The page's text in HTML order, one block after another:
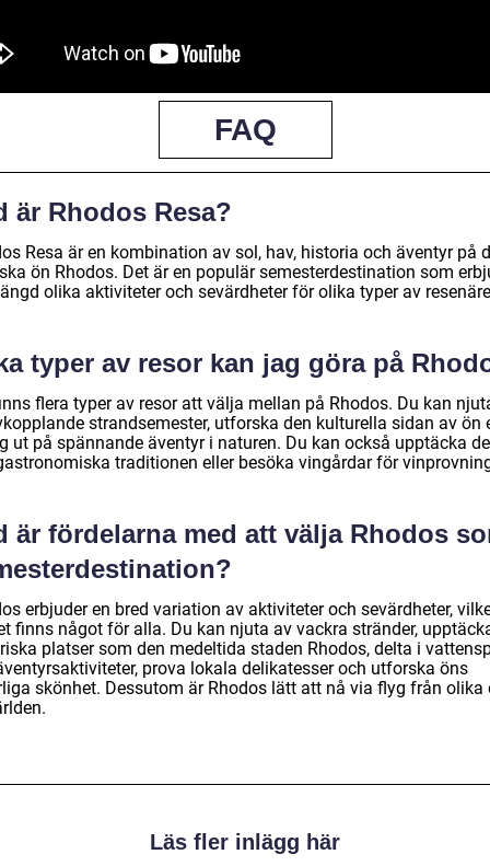
FAQ
är Rhodos Resa?
Resa är en kombination av sol, hav, historia och äventyr på
ön Rhodos. Det är en populär semesterdestination som
olika aktiviteter och sevärdheter för olika typer av
typer av resor kan jag göra på
flera typer av resor att välja mellan på Rhodos. Du kan
strandsemester, utforska den kulturella sidan av ön
ut på spännande äventyr i naturen. Du kan också upptäcka
traditionen eller besöka vingårdar för
är fördelarna med att välja Rhodos
erbjuder en bred variation av aktiviteter och sevärdheter,
finns något för alla. Du kan njuta av vackra stränder,
platser som den medeltida staden Rhodos, delta i
prova lokala delikatesser och utforska öns
skönhet. Dessutom är Rhodos lätt att nå via flyg från olika
Läs fler inlägg här